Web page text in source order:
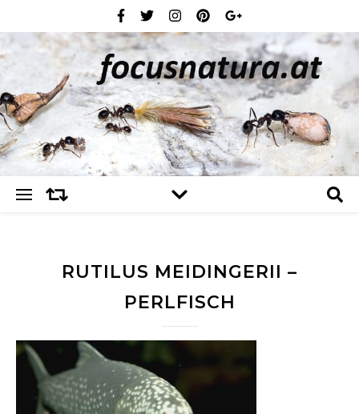
RUTILUS MEIDINGERII –
PERLFISCH